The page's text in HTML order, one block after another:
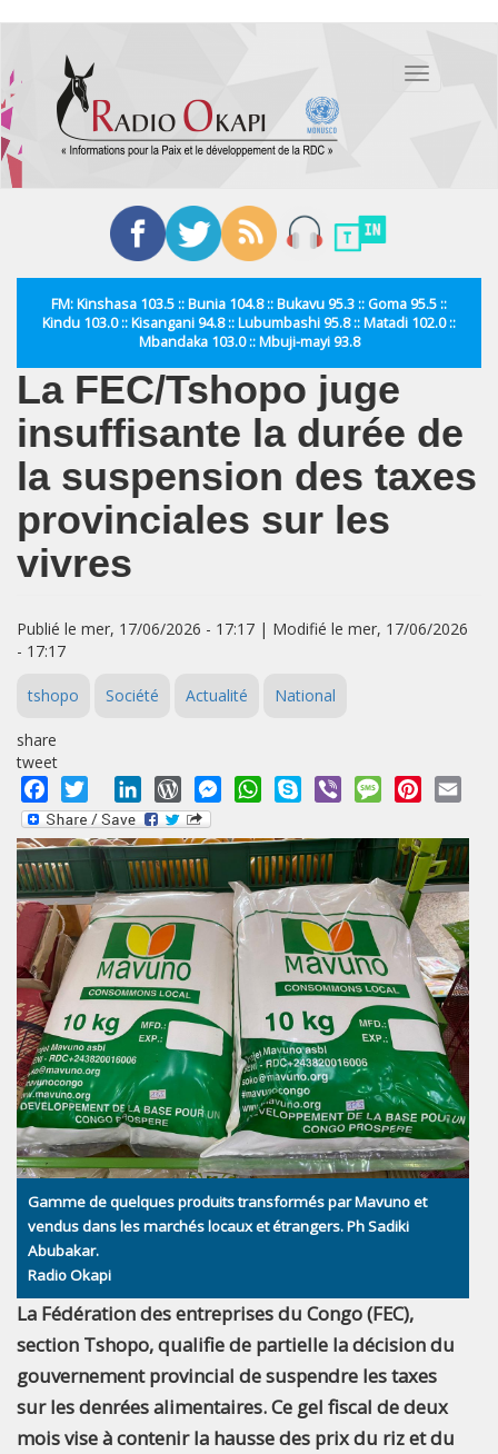
contenu
principal
Toggle
FM: Kinshasa 103.5 :: Bunia 104.8 :: Bukavu 95.3 :: Goma 95.5 ::
Kindu 103.0 :: Kisangani 94.8 :: Lubumbashi 95.8 :: Matadi 102.0 ::
Mbandaka 103.0 :: Mbuji-mayi 93.8
La FEC/Tshopo juge
insuffisante la durée de
la suspension des taxes
provinciales sur les
vivres
Publié le mer, 17/06/2026 - 17:17 | Modifié le mer, 17/06/2026
- 17:17
tshopo Société Actualité National
share
tweet
Facebook
Twitter LinkedInWordPressMessengerWhatsApp
Skype Viber MessagePinterest
Gamme de quelques produits transformés par Mavuno et
vendus dans les marchés locaux et étrangers. Ph Sadiki
Abubakar.
Radio Okapi
La Fédération des entreprises du Congo (FEC),
section Tshopo, qualifie de partielle la décision du
gouvernement provincial de suspendre les taxes
sur les denrées alimentaires. Ce gel fiscal de deux
mois vise à contenir la hausse des prix du riz et du